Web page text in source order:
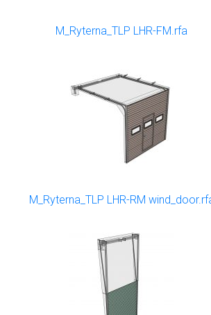
M_Ryterna_TLP LHR-FM.rfa
M_Ryterna_TLP LHR-RM